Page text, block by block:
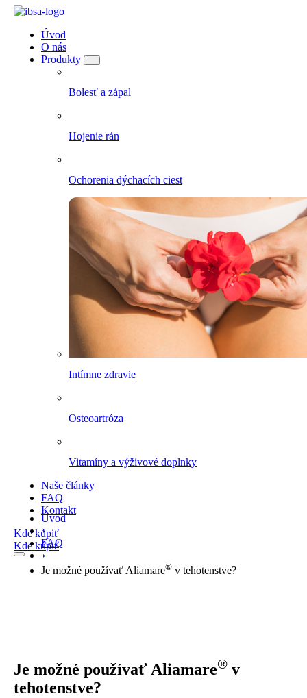
Úvod
O nás
Produkty
Bolesť a zápal
Hojenie rán
Ochorenia dýchacích ciest
Intímne zdravie
Osteoartróza
Vitamíny a výživové doplnky
Naše články
FAQ
Kontakt
Kde kúpiť
Kde kúpiť
Úvod
FAQ
Je možné používať Aliamare® v tehotenstve?
Je možné používať Aliamare® v
tehotenstve?